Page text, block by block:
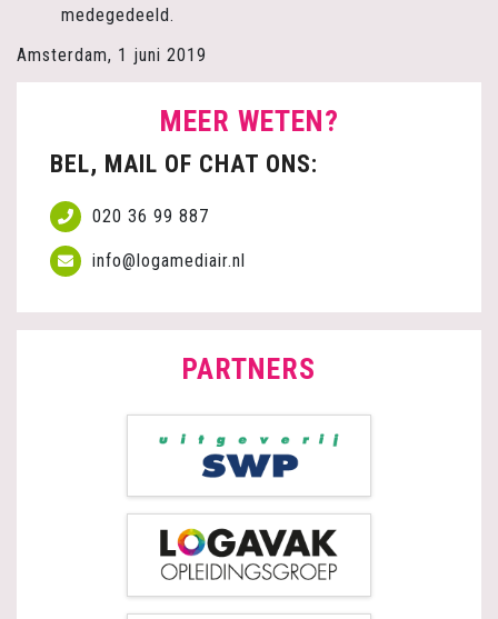
medegedeeld.
Amsterdam, 1 juni 2019
MEER WETEN?
BEL, MAIL OF CHAT ONS:
020 36 99 887
info@logamediair.nl
PARTNERS